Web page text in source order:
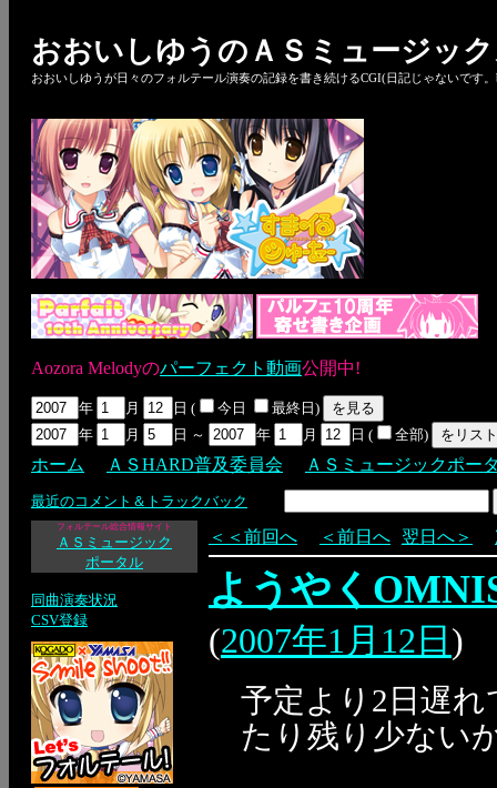
おおいしゆうのＡＳミュージッ
おおいしゆうが日々のフォルテール演奏の記録を書き続けるCGI(日記じゃないです
Aozora Melodyのパーフェクト動画公開中!
年 月 日 ( 今日
最終日)
年
月 日 ～ 年 月 日 ( 全部)
ホーム ＡＳHARD普及委員会 ＡＳミュージックポー
最近のコメント＆トラックバック
フォルテール総合情報サイト
ＡＳミュージック
ポータル
同曲演奏状況
CSV登録
＜＜前回へ ＜前日へ 翌日へ＞
ようやく
(2007年1月12日 )
予定より2日遅
たり残り少ない